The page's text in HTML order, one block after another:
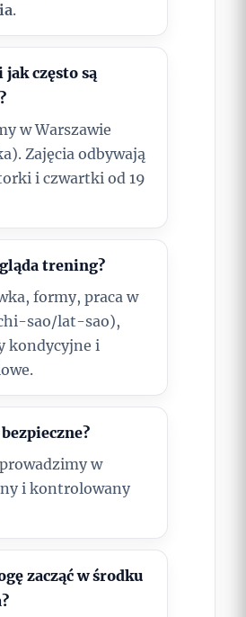
.
jak często są
w Warszawie
Zajęcia odbywają
i czwartki od 19
trening?
formy, praca w
sao/lat-sao),
kondycyjne i
w
i kontrolowany
zacząć w środku